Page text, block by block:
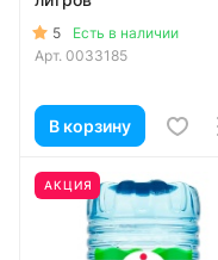
5
Есть в наличии
Арт. 0033185
В корзину
АКЦИЯ